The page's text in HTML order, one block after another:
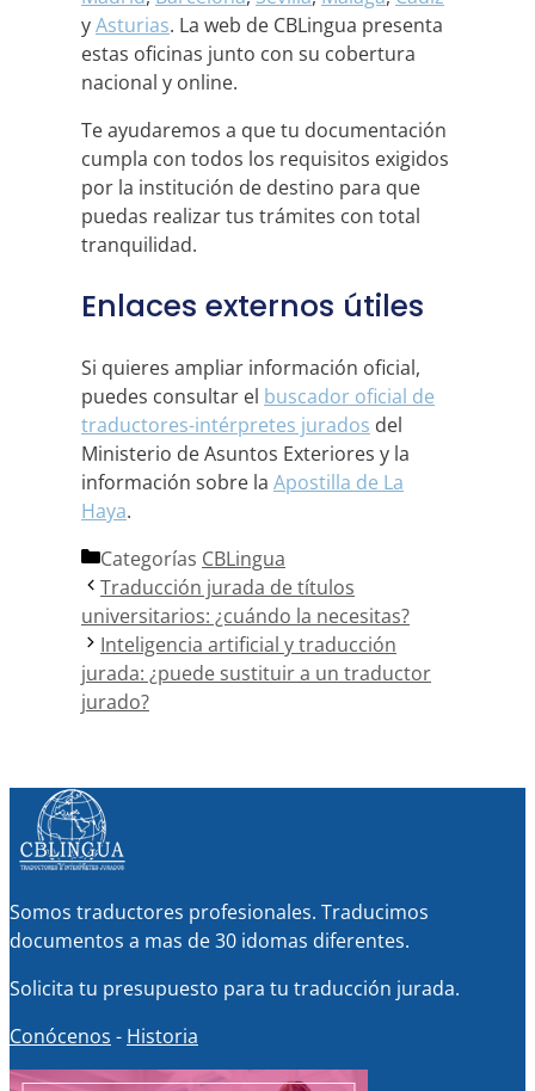
yAsturias. La web de CBLingua presenta
estas oficinas junto con su cobertura
nacional y online.
Te ayudaremos a que tu documentación
cumpla con todos los requisitos exigidos
por la institución de destino para que
puedas realizar tus trámites con total
tranquilidad.
Enlaces externos útiles
Si quieres ampliar información oficial,
puedes consultar el buscador oficial de
traductores-intérpretes jurados del
Ministerio de Asuntos Exteriores y la
información sobre la Apostilla de La
Haya.
Categorías CBLingua
Traducción jurada de títulos
universitarios: ¿cuándo la necesitas?
Inteligencia artificial y traducción
jurada: ¿puede sustituir a un traductor
jurado?
Somos traductores profesionales. Traducimos
documentos a mas de 30 idomas diferentes.
Solicita tu presupuesto para tu traducción jurada.
Conócenos - Historia